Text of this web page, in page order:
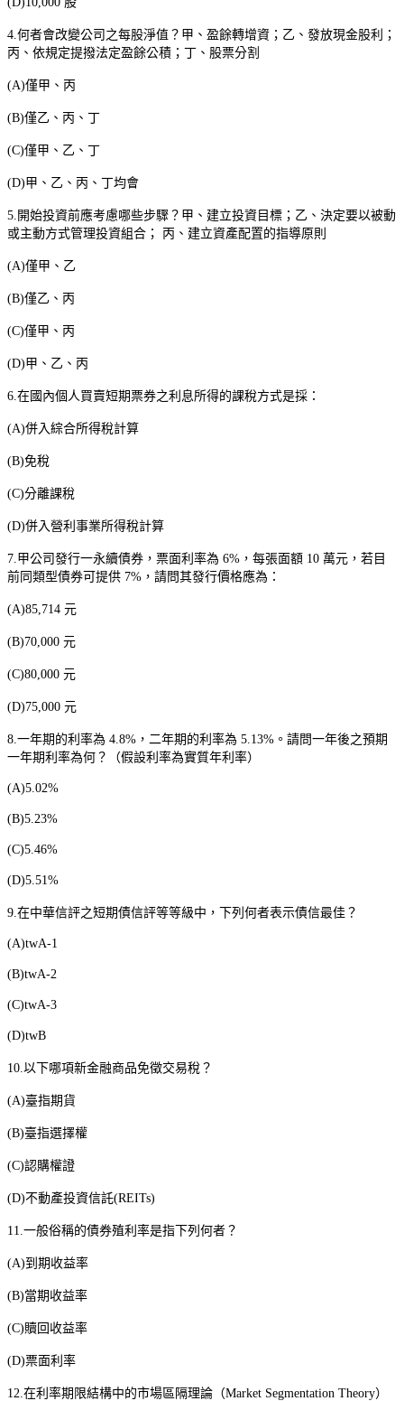
4. 何者會改變公司之每股淨值？甲、盈餘轉增資；乙、發放現金股利；
丙、依規定提撥法定盈餘公積；丁、股票分割
(A)僅甲、丙
(B)僅乙、丙、丁
(C)僅甲、乙、丁
(D)甲、乙、丙、丁均會
5. 開始投資前應考慮哪些步驟？甲、建立投資目標；乙、決定要以被動
或主動方式管理投資組合；
丙、建立資產配置的指導原則
(A)僅甲、乙
(B)僅乙、丙
(C)僅甲、丙
(D)甲、乙、丙
6. 在國內個人買賣短期票券之利息所得的課稅方式是採：
(A)併入綜合所得稅計算
(B)免稅
(C)分離課稅
(D)併入營利事業所得稅計算
7. 甲公司發行一永續債券，票面利率為 6% ，每張面額 10 萬元，若目
前同類型債券可提供 7% ，請問其發行價格應為：
(A)85,714 元
(B)70,000 元
(C)80,000 元
(D)75,000 元
8. 一年期的利率為 4.8% ，二年期的利率為 5.13% 。請問一年後之預期
一年期利率為何？（假設利率為實質年利率）
(A)5.02%
(B)5.23%
(C)5.46%
(D)5.51%
9. 在中華信評之短期債信評等等級中，下列何者表示債信最佳？
(A)twA-1
(B)twA-2
(C)twA-3
(D)twB
10. 以下哪項新金融商品免徵交易稅？
(A)臺指期貨
(B)臺指選擇權
(C)認購權證
(D)不動產投資信託(REITs)
11. 一般俗稱的債券殖利率是指下列何者？
(A)到期收益率
(B)當期收益率
(C)贖回收益率
(D)票面利率
12. 在利率期限結構中的市場區隔理論（Market Segmentation Theory）